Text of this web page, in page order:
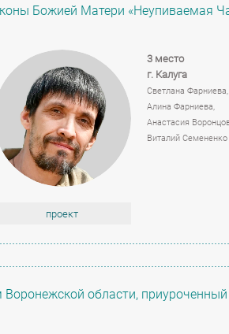
Божией Матери «Неупиваемая
проект
3 место
г. Калуга
Светлана Фарниева,
Алина Фарниева,
Анастасия
Виталий Семененко
области, приуроченный